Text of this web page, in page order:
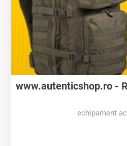
www.autenticshop.ro -
echipament